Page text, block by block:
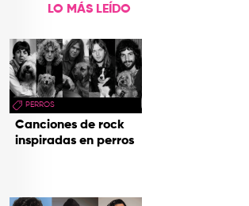
LO MÁS LEÍDO
PERROS
Canciones de rock
inspiradas en perros